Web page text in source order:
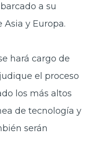
a su
y Europa.
hará cargo de
el proceso
los más altos
de tecnología y
serán